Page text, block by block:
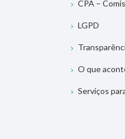
CPA –
LGPD
O que
Serviços